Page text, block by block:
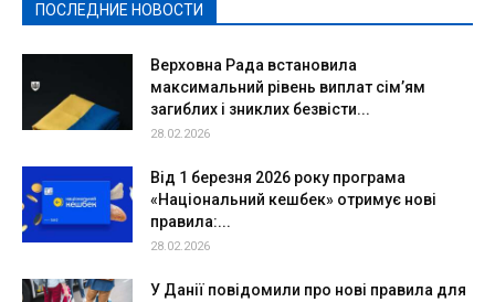
ПОСЛЕДНИЕ НОВОСТИ
Верховна Рада встановила
максимальний рівень виплат сім’ям
загиблих і зниклих безвісти...
28.02.2026
Від 1 березня 2026 року програма
«Національний кешбек» отримує нові
правила:...
28.02.2026
У Данії повідомили про нові правила для